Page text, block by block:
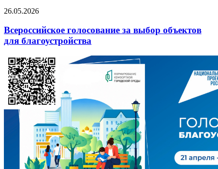
26.05.2026
Всероссийское голосование за выбор объектов
для благоустройства